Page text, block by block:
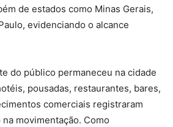
de estados como Minas Gerais,
evidenciando o alcance
do público permaneceu na cidade
pousadas, restaurantes, bares,
comerciais registraram
movimentação. Como